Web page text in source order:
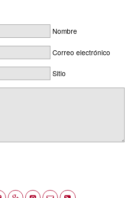
Nombre
Correo electrónico
Sitio